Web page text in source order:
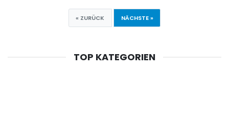
« ZURÜCK NÄCHSTE »
TOP KATEGORIEN